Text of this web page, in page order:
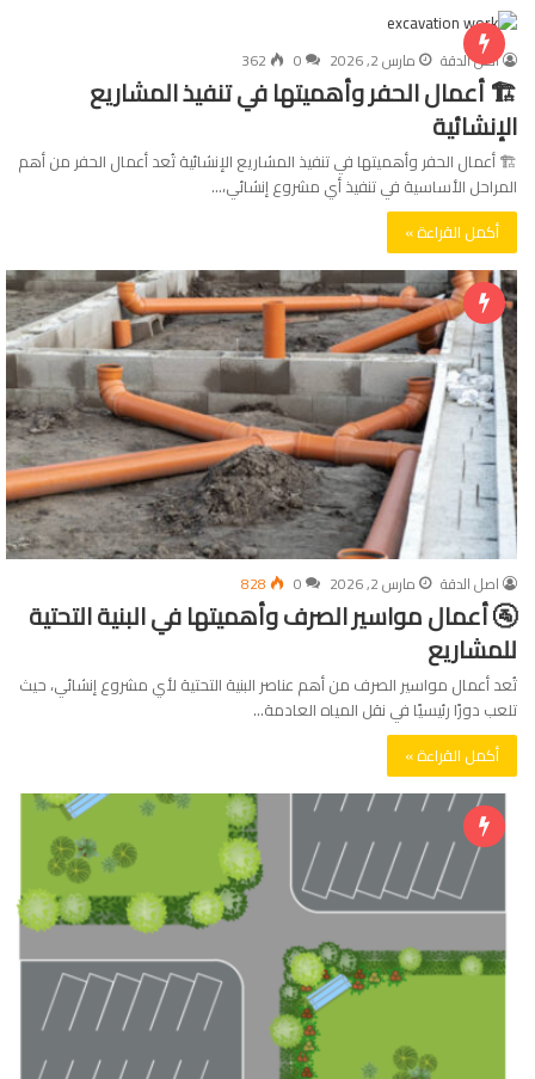
اصل الدقة مارس 2, 2026 0
362
🏗 أعمال الحفر وأهميتها في تنفيذ المشاريع
الإنشائية
🏗 أعمال الحفر وأهميتها في تنفيذ المشاريع الإنشائية تُعد أعمال الحفر من أهم
المراحل الأساسية في تنفيذ أي مشروع إنشائي،…
أكمل القراءة »
اصل الدقة مارس 2, 2026 0
828
🚰 أعمال مواسير الصرف وأهميتها في البنية التحتية
للمشاريع
تُعد أعمال مواسير الصرف من أهم عناصر البنية التحتية لأي مشروع إنشائي، حيث
تلعب دورًا رئيسيًا في نقل المياه العادمة…
أكمل القراءة »